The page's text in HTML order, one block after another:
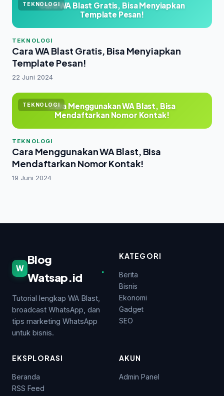
TEKNOLOGI
Cara WA Blast Gratis, Bisa Menyiapkan
Template Pesan!
TEKNOLOGI
Cara WA Blast Gratis, Bisa Menyiapkan
Template Pesan!
22 Juni 2024
TEKNOLOGICara Menggunakan WA Blast, Bisa
Mendaftarkan Nomor Kontak!
TEKNOLOGI
Cara Menggunakan WA Blast, Bisa
Mendaftarkan Nomor Kontak!
19 Juni 2024
W
Blog
Watsap.id
.
Tutorial lengkap WA Blast,
broadcast WhatsApp, dan
tips marketing WhatsApp
untuk bisnis.
KATEGORI
Berita
Bisnis
Ekonomi
Gadget
SEO
EKSPLORASI
Beranda
RSS Feed
AKUN
Admin Panel